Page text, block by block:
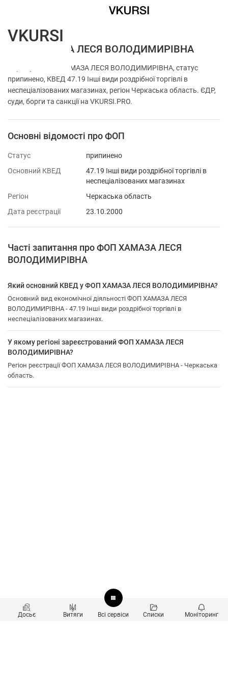
ФОП ХАМАЗА ЛЕСЯ ВОЛОДИМИРІВНА
Перевірка ФОП ХАМАЗА ЛЕСЯ ВОЛОДИМИРІВНА, статус
припинено, КВЕД 47.19 Інші види роздрібної торгівлі в
неспеціалізованих магазинах, регіон Черкаська область. ЄДР,
суди, борги та санкції на VKURSI.PRO.
Основні відомості про ФОП
Статус
припинено
Основний КВЕД
47.19 Інші види роздрібної торгівлі в
неспеціалізованих магазинах
Регіон
Черкаська область
Дата реєстрації
23.10.2000
Часті запитання про ФОП ХАМАЗА ЛЕСЯ
ВОЛОДИМИРІВНА
Який основний КВЕД у ФОП ХАМАЗА ЛЕСЯ ВОЛОДИМИРІВНА?
Основний вид економічної діяльності ФОП ХАМАЗА ЛЕСЯ
ВОЛОДИМИРІВНА - 47.19 Інші види роздрібної торгівлі в
неспеціалізованих магазинах.
У якому регіоні зареєстрований ФОП ХАМАЗА ЛЕСЯ
ВОЛОДИМИРІВНА?
Регіон реєстрації ФОП ХАМАЗА ЛЕСЯ ВОЛОДИМИРІВНА - Черкаська
область.
Досьє Витяги Всі сервіси Списки Моніторинг
VKURSI